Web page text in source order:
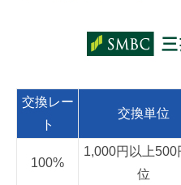
交換レー
ト
交換単位
100%
1,000円以上500
位